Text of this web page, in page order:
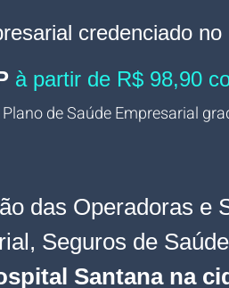
credenciado no
à partir de R$ 98,90
de Saúde Empresarial
das Operadoras e
Seguros de
Santana na